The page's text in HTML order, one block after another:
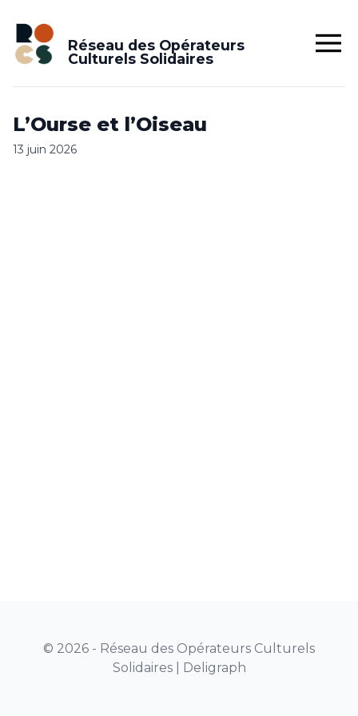
Réseau des Opérateurs
Culturels Solidaires
L’Ourse et l’Oiseau
13 juin 2026
© 2026 - Réseau des Opérateurs Culturels
Solidaires | Deligraph